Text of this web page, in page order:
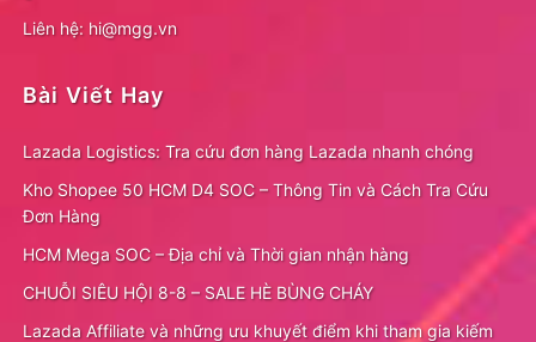
Liên hệ: hi@mgg.vn
Bài Viết Hay
Lazada Logistics: Tra cứu đơn hàng Lazada nhanh chóng
Kho Shopee 50 HCM D4 SOC – Thông Tin và Cách Tra Cứu
Đơn Hàng
HCM Mega SOC – Địa chỉ và Thời gian nhận hàng
CHUỖI SIÊU HỘI 8-8 – SALE HÈ BÙNG CHÁY
Lazada Affiliate và những ưu khuyết điểm khi tham gia kiếm